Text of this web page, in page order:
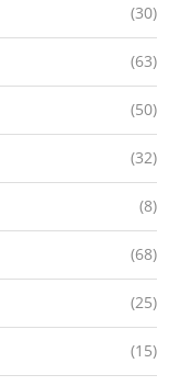
(30)
(63)
(50)
(32)
(8)
(68)
(25)
(15)